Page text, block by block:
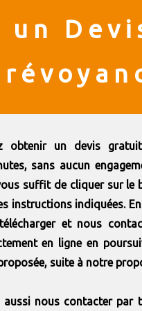
un
obtenir un devis
sans aucun
suffit de cliquer sur le
instructions indiquées.
et nous
en ligne en
suite à notre
aussi nous contacter par